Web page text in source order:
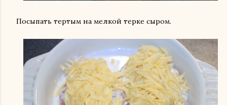
Посыпать тертым на мелкой терке сыром.